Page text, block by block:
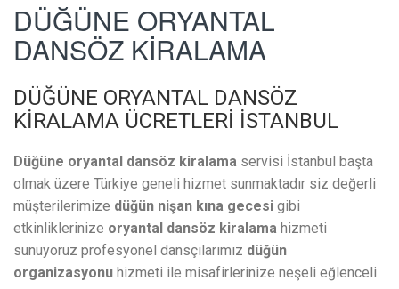
DÜĞÜNE ORYANTAL
DANSÖZ KİRALAMA
DÜĞÜNE ORYANTAL DANSÖZ
KİRALAMA ÜCRETLERİ İSTANBUL
Düğüne oryantal dansöz kiralama servisi İstanbul başta
olmak üzere Türkiye geneli hizmet sunmaktadır siz değerli
müşterilerimize düğün nişan kına gecesi gibi
etkinliklerinize oryantal dansöz kiralama hizmeti
sunuyoruz profesyonel dansçılarımız düğün
organizasyonu hizmeti ile misafirlerinize neşeli eğlenceli